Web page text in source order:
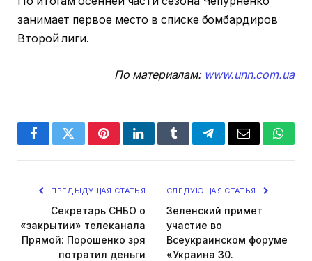
занимает первое место в списке бомбардиров
Второй лиги.
По материалам: www.unn.com.ua
FacebookTwitterPinterestLinkedInTumblrTelegramEmail
ПРЕДЫДУЩАЯ СТАТЬЯ
Секретарь СНБО о
«закрытии» телеканала
Прямой: Порошенко зря
потратил деньги
СЛЕДУЮЩАЯ СТАТЬЯ
Зеленский примет
участие во
Всеукраинском форуме
«Украина 30.